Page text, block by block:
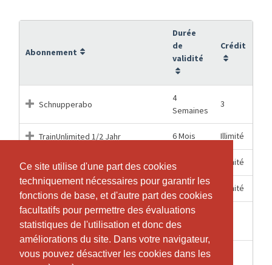
Ce site utilise d'une part des cookies
techniquement nécessaires pour garantir les
fonctions de base, et d'autre part des cookies
facultatifs pour permettre des évaluations
statistiques de l'utilisation et donc des
améliorations du site. Dans votre navigateur,
vous pouvez désactiver les cookies dans les
Ce site utilise d'une part des cookies
techniquement nécessaires pour garantir les
fonctions de base, et d'autre part des cookies
facultatifs pour permettre des évaluations
statistiques de l'utilisation et donc des
améliorations du site. Dans votre navigateur,
vous pouvez désactiver les cookies dans les
Abonnement
Durée
de
validité
Crédit
Schnupperabo
4
Semaines
3
TrainUnlimited 1/2 Jahr 6 Mois Illimité
TrainUnlimited 1 Jahr 12 Mois Illimité
TrainUnlimited 1 Monat 1 Mois Illimité
TrainUnlimited Eintrittsblock 10-
er
12 Mois
TrainUnlimited Eintrittsblock 5-er 6 Mois